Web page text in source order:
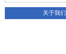
关于我们